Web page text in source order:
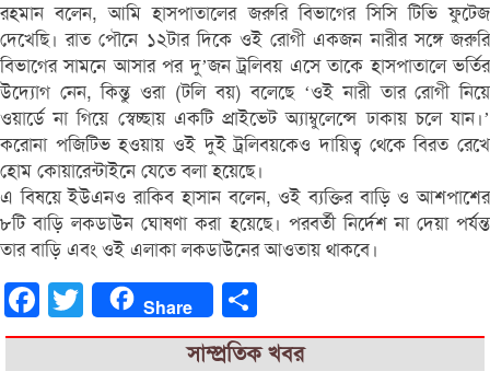
রহমান বলেন, আমি হাসপাতালের জরুরি বিভাগের সিসি টিভি ফুটেজ
দেখেছি। রাত পৌনে ১২টার দিকে ওই রোগী একজন নারীর সঙ্গে জরুরি
বিভাগের সামনে আসার পর দু’জন ট্রলিবয় এসে তাকে হাসপাতালে ভর্তির
উদ্যোগ নেন, কিন্তু ওরা (টলি বয়) বলেছে ‘ওই নারী তার রোগী নিয়ে
ওয়ার্ডে না গিয়ে স্বেচ্ছায় একটি প্রাইভেট অ্যাম্বুলেন্সে ঢাকায় চলে যান।’
করোনা পজিটিভ হওয়ায় ওই দুই ট্রলিবয়কেও দায়িত্ব থেকে বিরত রেখে
হোম কোয়ারেন্টাইনে যেতে বলা হয়েছে।
এ বিষয়ে ইউএনও রাকিব হাসান বলেন, ওই ব্যক্তির বাড়ি ও আশপাশের
৮টি বাড়ি লকডাউন ঘোষণা করা হয়েছে। পরবর্তী নির্দেশ না দেয়া পর্যন্ত
তার বাড়ি এবং ওই এলাকা লকডাউনের আওতায় থাকবে।
FacebookTwitter Share
সাম্প্রতিক খবর